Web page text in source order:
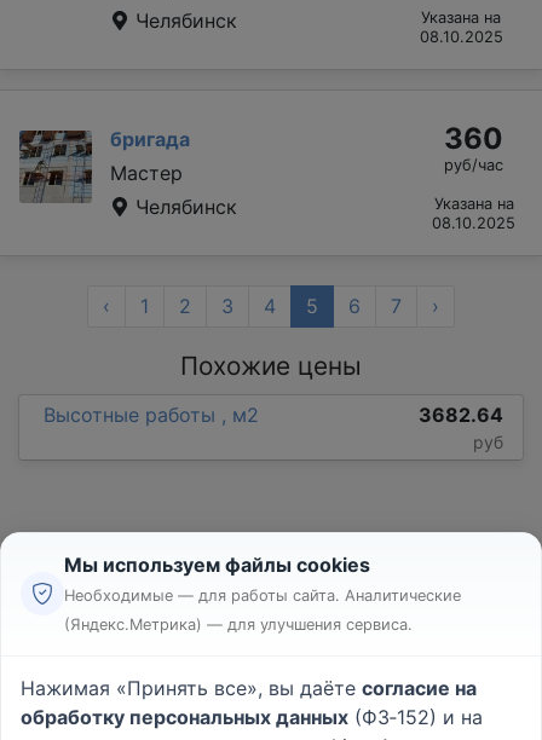
Челябинск
Указана на
08.10.2025
бригада
Мастер
Челябинск
360
руб/час
Указана на
08.10.2025
‹ 1 2 3 4 5 6 7 ›
Похожие цены
Высотные работы , м2 3682.64
руб
Реклама
Пользовательское соглашение
Политика конфиденциальности
Мы используем файлы cookies
Необходимые — для работы сайта. Аналитические
(Яндекс.Метрика) — для улучшения сервиса.
Нажимая «Принять все», вы даёте согласие на
обработку персональных данных (ФЗ‑152) и на